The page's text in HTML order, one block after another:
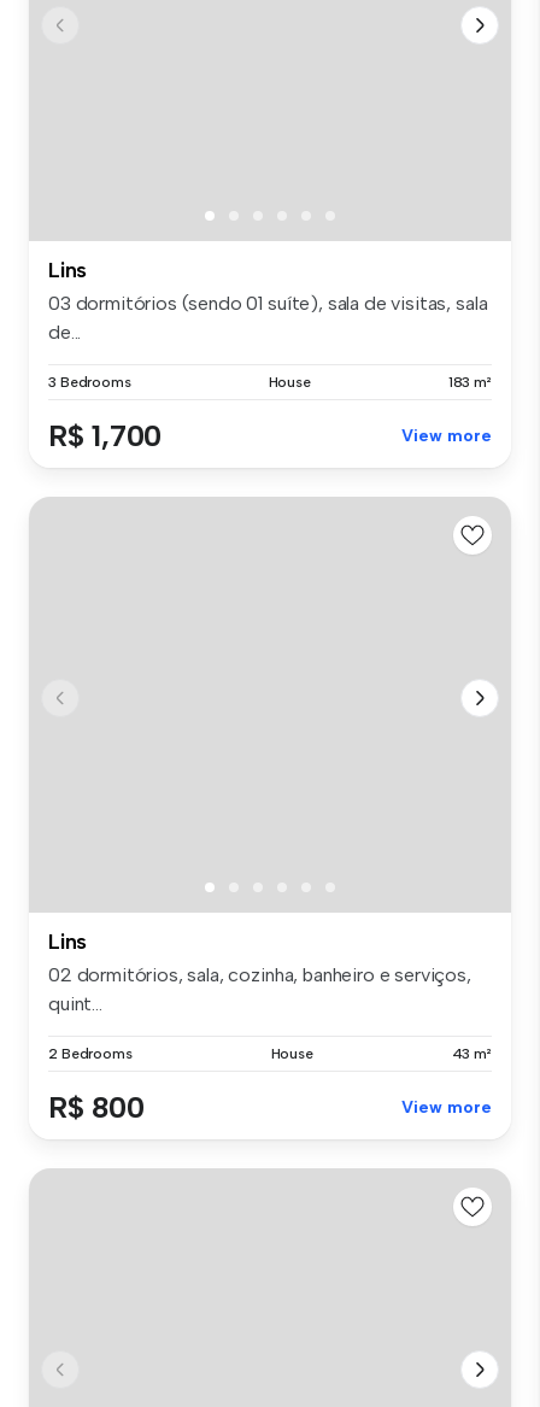
Lins
03 dormitórios (sendo 01 suíte), sala de visitas, sala
de...
3 Bedrooms House 183 m²
R$ 1,700 View more
Lins
02 dormitórios, sala, cozinha, banheiro e serviços,
quint...
2 Bedrooms House 43 m²
R$ 800 View more